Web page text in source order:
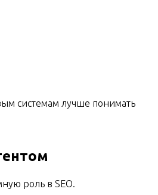
системам лучше понимать
роль в SEO.